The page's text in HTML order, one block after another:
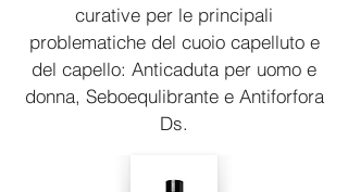
curative per le principali
problematiche del cuoio capelluto e
del capello: Anticaduta per uomo e
donna, Seboequlibrante e Antiforfora
Ds.